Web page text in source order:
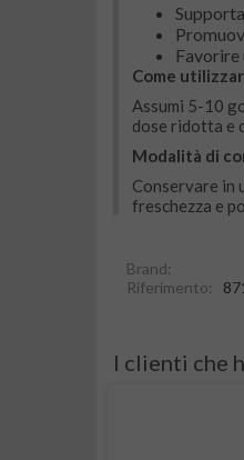
Come
Assumi 5-10
dose ridotta e
Modalità di
Conservare in
freschezza e
Brand:
Riferimento:
I clienti che